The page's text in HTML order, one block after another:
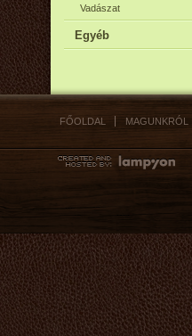
Vadászat
Egyéb
FŐOLDAL MAGUNKRÓL